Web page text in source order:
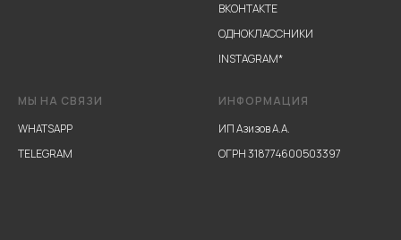
ВКОНТАКТЕ
ОДНОКЛАССНИКИ
INSTAGRAM*
МЫ НА СВЯЗИ
WHATSAPP
TELEGRAM
ИНФОРМАЦИЯ
ИП Азизов А.А.
ОГРН 318774600503397